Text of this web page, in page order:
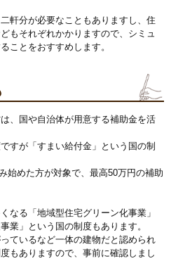
軒分が必要なこともありますし、住
もそれぞれかかりますので、シミュ
ことをおすすめします。
、国や自治体が用意する補助金を活
すが「すまい給付金」という国の制
始めた方が対象で、最高50万円の補助
なる「地域型住宅グリーン化事業」
業」という国の制度もあります。
ているなど一体の建物だと認められ
もありますので、事前に確認しまし